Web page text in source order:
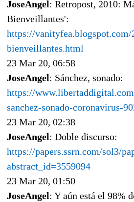
JoseAngel: Retropost, 2010:
Bienveillantes':
https://vanityfea.blogspot.com/
bienveillantes.html
23 Mar 20, 06:58
JoseAngel: Sánchez, sonado:
https://
sanchez-sonado-coronavirus-
23 Mar 20, 02:38
JoseAngel: Doble discurso:
https://papers.ssrn.com/sol3/
abstract_id=3559094
23 Mar 20, 01:50
JoseAngel: Y aún está el 98%